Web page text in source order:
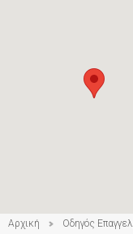
Αρχική Οδηγός